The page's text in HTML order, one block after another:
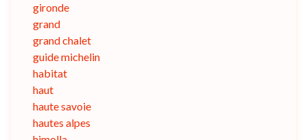
gironde
grand
grand chalet
guide michelin
habitat
haut
haute savoie
hautes alpes